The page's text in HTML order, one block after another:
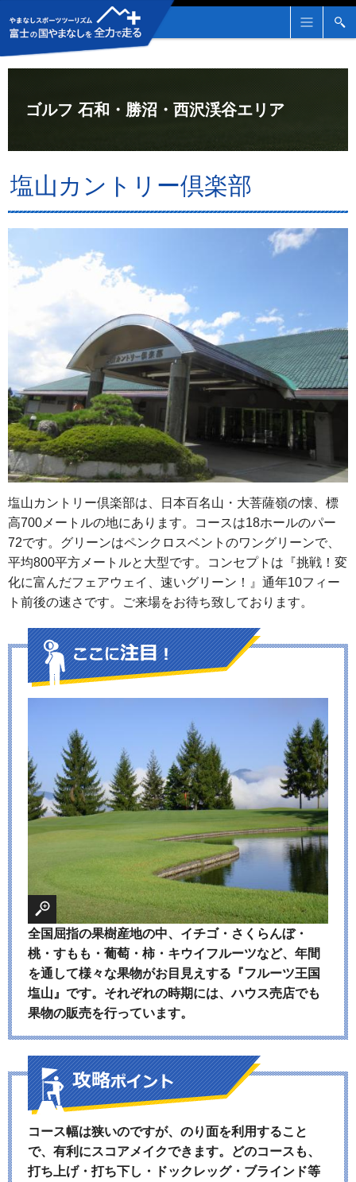
メ
ー
検
ゴルフ 石和・勝沼・西沢渓谷エリア
塩山カントリー倶楽部
塩山カントリー倶楽部は、日本百名山・大菩薩嶺の懐、標
高700メートルの地にあります。コースは18ホールのパー
72です。グリーンはペンクロスベントのワングリーンで、
平均800平方メートルと大型です。コンセプトは『挑戦！変
化に富んだフェアウェイ、速いグリーン！』通年10フィー
ト前後の速さです。ご来場をお待ち致しております。
全国屈指の果樹産地の中、イチゴ・さくらんぼ・
桃・すもも・葡萄・柿・キウイフルーツなど、年間
を通して様々な果物がお目見えする『フルーツ王国
塩山』です。それぞれの時期には、ハウス売店でも
果物の販売を行っています。
コース幅は狭いのですが、のり面を利用すること
で、有利にスコアメイクできます。どのコースも、
打ち上げ・打ち下し・ドックレッグ・ブラインド等